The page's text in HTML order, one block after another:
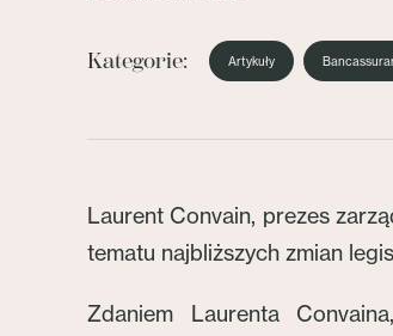
Kategorie: Artykuły
Laurent Convain, prezes
tematu najbliższych zmian
Zdaniem Laurenta